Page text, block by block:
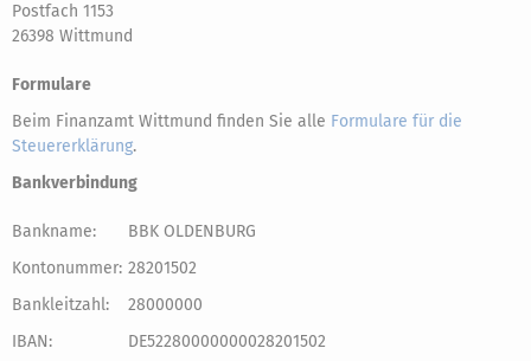
Postfach 1153
26398 Wittmund
Formulare
Beim Finanzamt Wittmund finden Sie alle Formulare für die
Steuererklärung.
Bankverbindung
Bankname:
BBK OLDENBURG
Kontonummer: 28201502
Bankleitzahl:
28000000
IBAN:
DE52280000000028201502